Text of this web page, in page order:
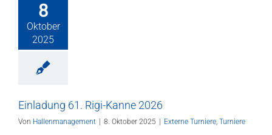
8
Oktober
2025
Einladung 61. Rigi-Kanne 2026
Von Hallenmanagement 8. Oktober 2025 Externe Turniere, Turniere